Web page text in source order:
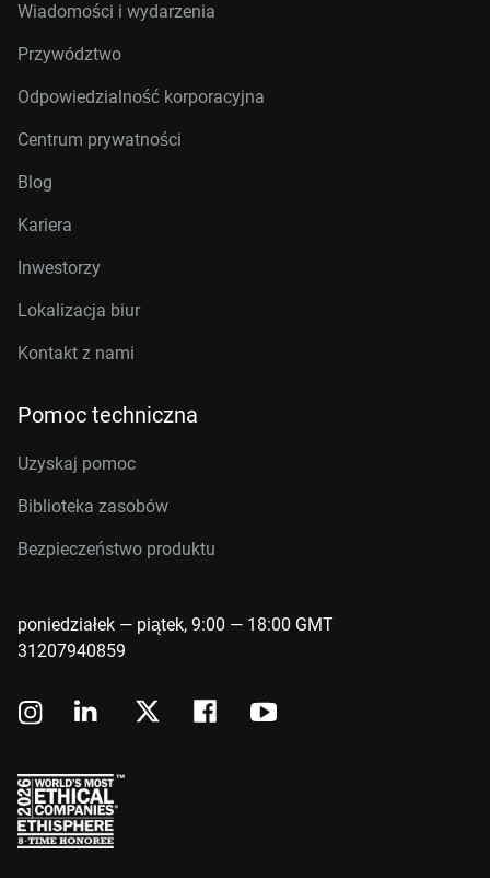
Wiadomości i wydarzenia
Przywództwo
Odpowiedzialność korporacyjna
Centrum prywatności
Blog
Kariera
Inwestorzy
Lokalizacja biur
Kontakt z nami
Pomoc techniczna
Uzyskaj pomoc
Biblioteka zasobów
Bezpieczeństwo produktu
poniedziałek — piątek, 9:00 — 18:00 GMT
31207940859